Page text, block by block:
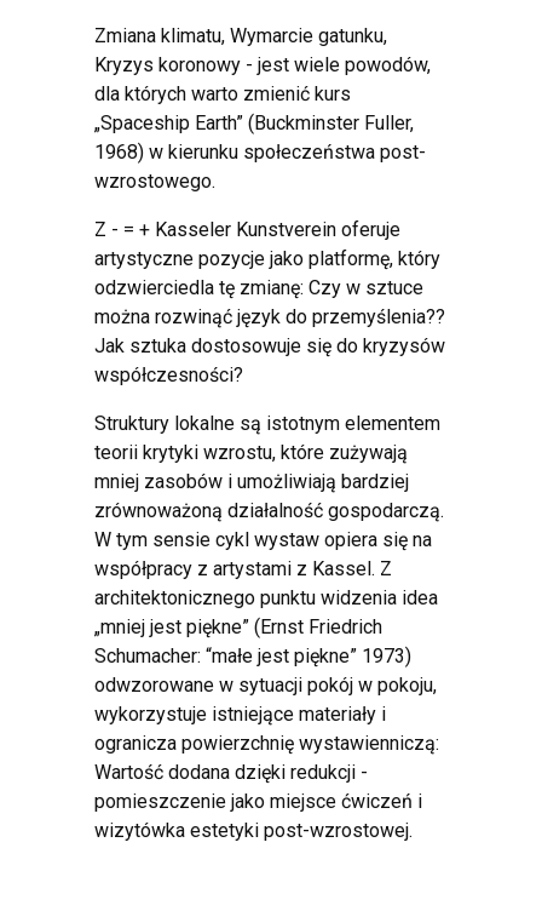
Zmiana klimatu, Wymarcie gatunku,
Kryzys koronowy - jest wiele powodów,
dla których warto zmienić kurs
„Spaceship Earth” (Buckminster Fuller,
1968) w kierunku społeczeństwa post-
wzrostowego.
Z - = + Kasseler Kunstverein oferuje
artystyczne pozycje jako platformę, który
odzwierciedla tę zmianę: Czy w sztuce
można rozwinąć język do przemyślenia??
Jak sztuka dostosowuje się do kryzysów
współczesności?
Struktury lokalne są istotnym elementem
teorii krytyki wzrostu, które zużywają
mniej zasobów i umożliwiają bardziej
zrównoważoną działalność gospodarczą.
W tym sensie cykl wystaw opiera się na
współpracy z artystami z Kassel. Z
architektonicznego punktu widzenia idea
„mniej jest piękne” (Ernst Friedrich
Schumacher: “małe jest piękne” 1973)
odwzorowane w sytuacji pokój w pokoju,
wykorzystuje istniejące materiały i
ogranicza powierzchnię wystawienniczą:
Wartość dodana dzięki redukcji -
pomieszczenie jako miejsce ćwiczeń i
wizytówka estetyki post-wzrostowej.